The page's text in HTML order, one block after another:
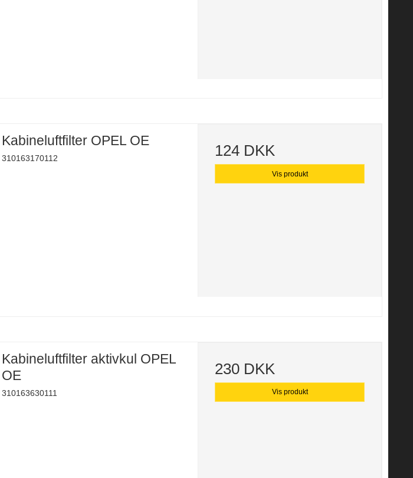
Kabineluftfilter OPEL OE
310163170112 124 DKK
Vis produkt
Kabineluftfilter aktivkul OPEL
OE
310163630111
230 DKK
Vis produkt